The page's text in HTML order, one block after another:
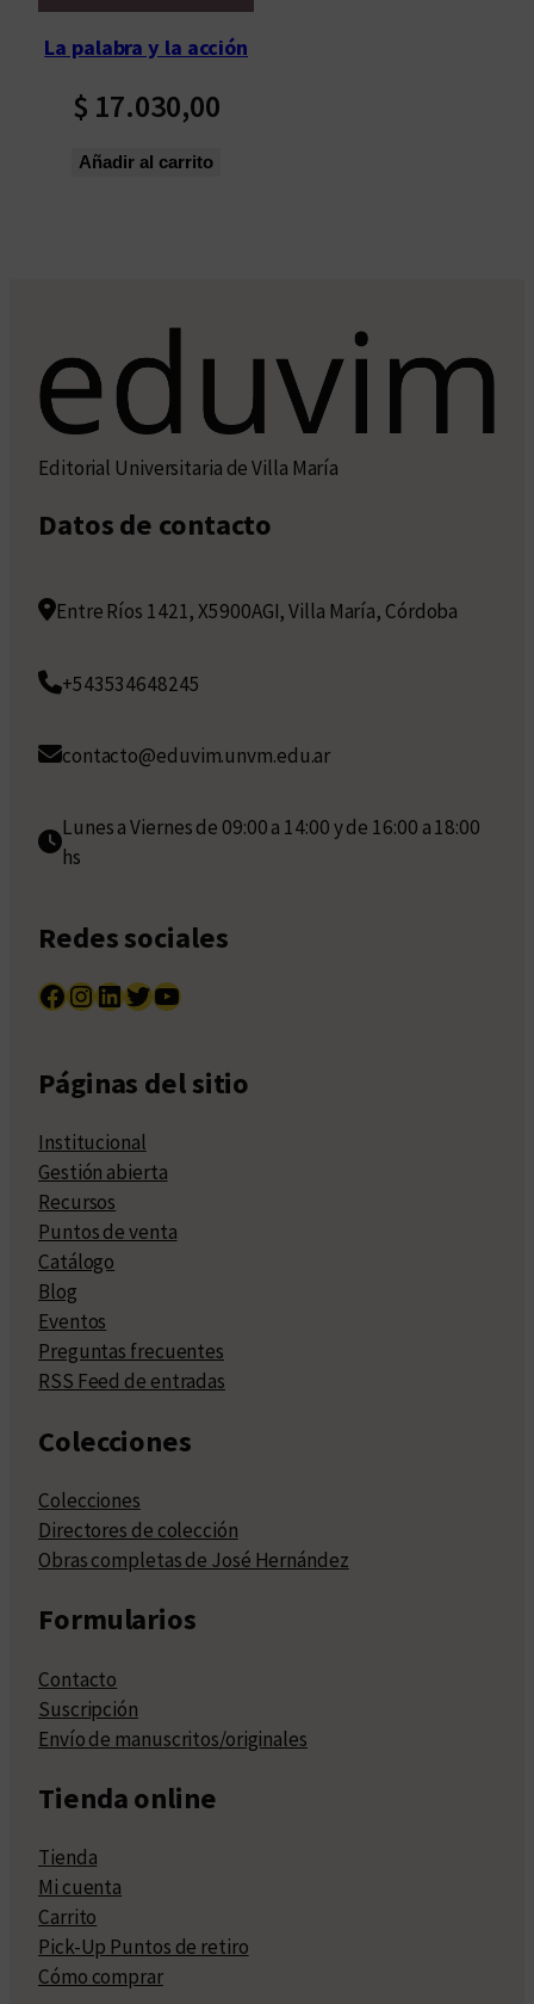
La palabra y la acción
$ 17.030,00
Añadir al carrito
Editorial Universitaria de Villa María
Datos de contacto
Entre Ríos 1421, X5900AGI, Villa María, Córdoba
+543534648245
contacto@eduvim.unvm.edu.ar
Lunes a Viernes de 09:00 a 14:00 y de 16:00 a 18:00
hs
Redes sociales
Facebook InstagramLinkedIn Twitter YouTube
Páginas del sitio
Institucional
Gestión abierta
Recursos
Puntos de venta
Catálogo
Blog
Eventos
Preguntas frecuentes
RSS Feed de entradas
Colecciones
Colecciones
Directores de colección
Obras completas de José Hernández
Formularios
Contacto
Suscripción
Envío de manuscritos/originales
Tienda online
Tienda
Mi cuenta
Carrito
Pick-Up Puntos de retiro
Cómo comprar